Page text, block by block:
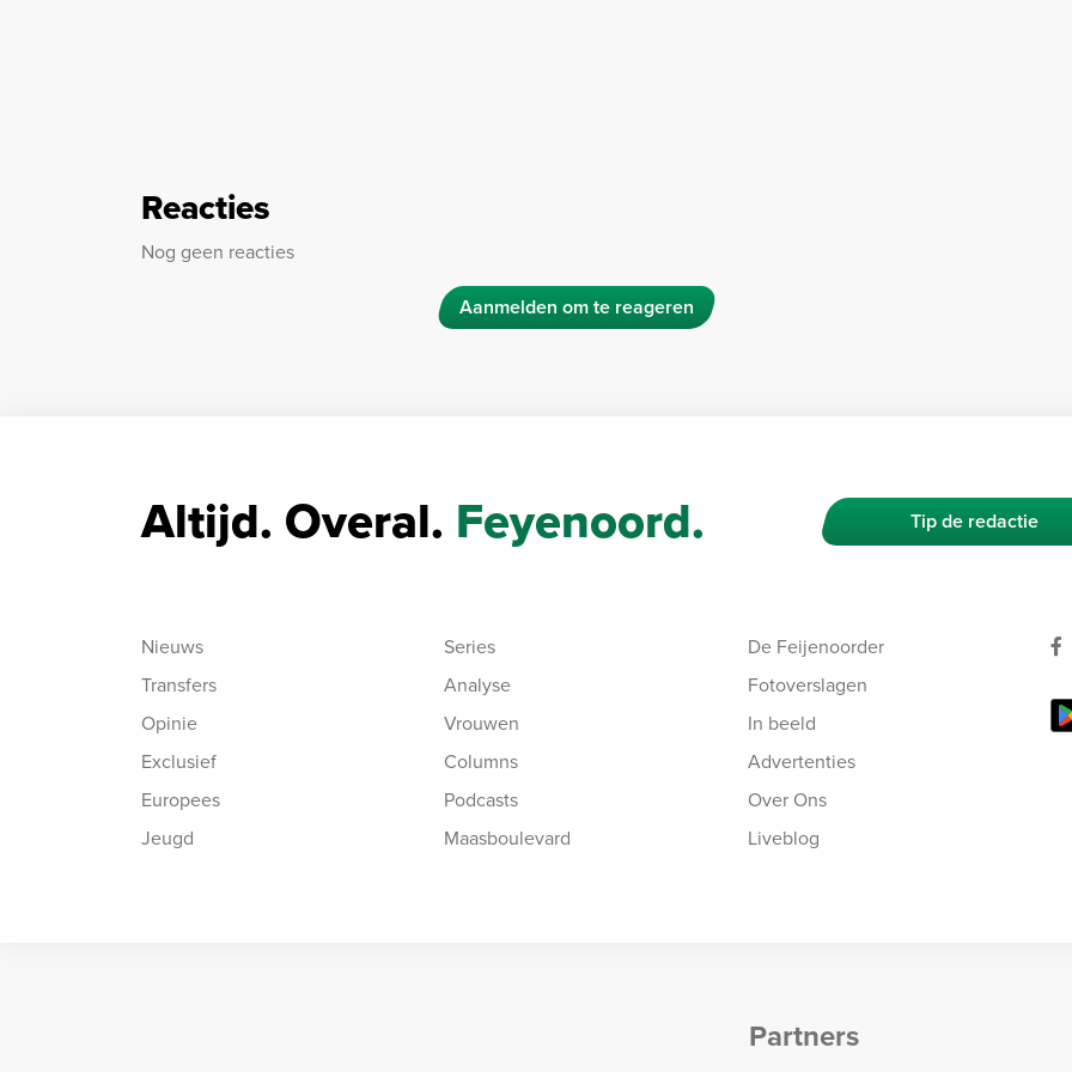
Reacties
Nog geen reacties
Aanmelden om te reageren
Altijd. Overal. Feyenoord. Tip de redactie
Nieuws
Transfers
Opinie
Exclusief
Europees
Jeugd
Series
Analyse
Vrouwen
Columns
Podcasts
Maasboulevard
De Feijenoorder
Fotoverslagen
In beeld
Advertenties
Over Ons
Liveblog
Partners